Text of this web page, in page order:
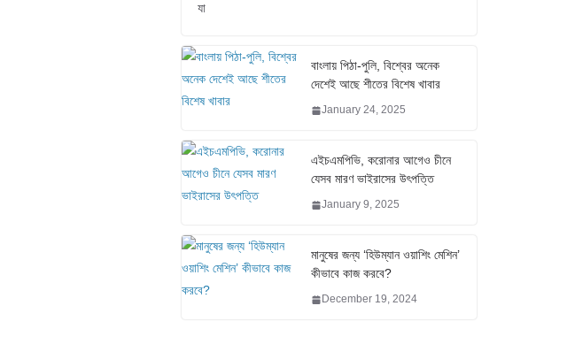
যা
বাংলায় পিঠা-পুলি, বিশ্বের অনেক
দেশেই আছে শীতের বিশেষ খাবার
January 24, 2025
এইচএমপিভি, করোনার আগেও চীনে
যেসব মারণ ভাইরাসের উৎপত্তি
January 9, 2025
মানুষের জন্য ‘হিউম্যান ওয়াশিং মেশিন’
কীভাবে কাজ করবে?
December 19, 2024